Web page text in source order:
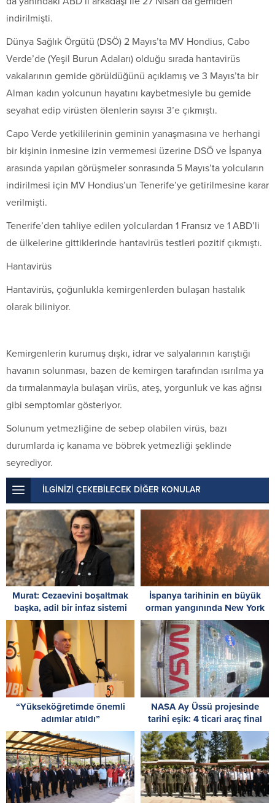
indirilmişti.
Dünya Sağlık Örgütü (DSÖ) 2 Mayıs’ta MV Hondius, Cabo
Verde’de (Yeşil Burun Adaları) olduğu sırada hantavirüs
vakalarının gemide görüldüğünü açıklamış ve 3 Mayıs’ta bir
Alman kadın yolcunun hayatını kaybetmesiyle bu gemide
seyahat edip virüsten ölenlerin sayısı 3’e çıkmıştı.
Capo Verde yetkililerinin geminin yanaşmasına ve herhangi
bir kişinin inmesine izin vermemesi üzerine DSÖ ve İspanya
arasında yapılan görüşmeler sonrasında 5 Mayıs’ta yolcuların
indirilmesi için MV Hondius’un Tenerife’ye getirilmesine karar
verilmişti.
Tenerife’den tahliye edilen yolculardan 1 Fransız ve 1 ABD’li
de ülkelerine gittiklerinde hantavirüs testleri pozitif çıkmıştı.
Hantavirüs
Hantavirüs, çoğunlukla kemirgenlerden bulaşan hastalık
olarak biliniyor.
Kemirgenlerin kurumuş dışkı, idrar ve salyalarının karıştığı
havanın solunması, bazen de kemirgen tarafından ısırılma ya
da tırmalanmayla bulaşan virüs, ateş, yorgunluk ve kas ağrısı
gibi semptomlar gösteriyor.
Solunum yetmezliğine de sebep olabilen virüs, bazı
durumlarda iç kanama ve böbrek yetmezliği şeklinde
seyrediyor.
İLGİNİZİ ÇEKEBİLECEK DİĞER KONULAR
Murat: Cezaevini boşaltmak
başka, adil bir infaz sistemi
kurmak başka
İspanya tarihinin en büyük
orman yangınında New York
büyüklüğünde alan küle
döndü
“Yükseköğretimde önemli
adımlar atıldı”
NASA Ay Üssü projesinde
tarihi eşik: 4 ticari araç final
testlerinde